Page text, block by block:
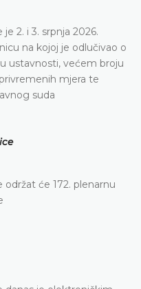
2. i 3. srpnja 2026.
na kojoj je odlučivao o
ustavnosti, većem broju
mjera te
suda
će 172. plenarnu